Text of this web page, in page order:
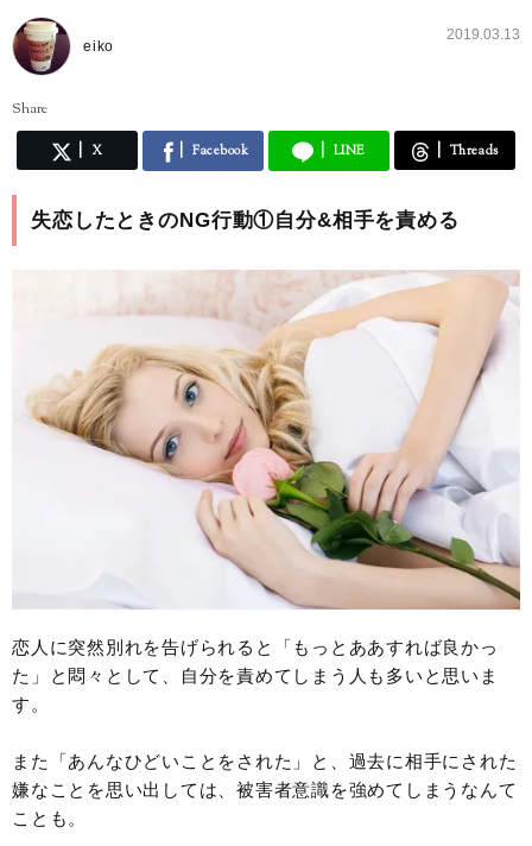
eiko
2019.03.13
Share
X Facebook LINE Threads
失恋したときのNG行動①自分&相手を責める
恋人に突然別れを告げられると「もっとああすれば良かっ
た」と悶々として、自分を責めてしまう人も多いと思いま
す。
また「あんなひどいことをされた」と、過去に相手にされた
嫌なことを思い出しては、被害者意識を強めてしまうなんて
ことも。